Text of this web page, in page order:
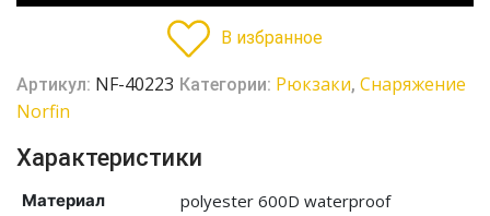
В избранное
Артикул: NF-40223 Категории: Рюкзаки, Снаряжение
Norfin
Характеристики
Материал polyester 600D waterproof